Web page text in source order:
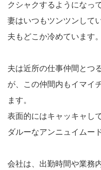
クシャクするようになっ
妻はいつもツンツンして
夫もどこか冷めています。
夫は近所の仕事仲間とつ
が、この仲間内もイマイ
ます。
表面的にはキャッキャし
ダルーなアンニュイムー
会社は、出勤時間や業務